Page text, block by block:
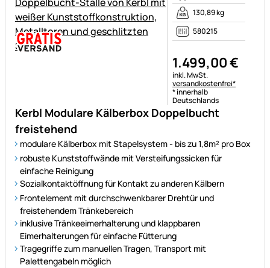
Kerbl Modulare Kälberbox Doppelbucht
freistehend
modulare Kälberbox mit Stapelsystem - bis zu 1,8m² pro Box
robuste Kunststoffwände mit Versteifungssicken für
einfache Reinigung
Sozialkontaktöffnung für Kontakt zu anderen Kälbern
Frontelement mit durchschwenkbarer Drehtür und
freistehendem Tränkebereich
inklusive Tränkeeimerhalterung und klappbaren
Eimerhalterungen für einfache Fütterung
Tragegriffe zum manuellen Tragen, Transport mit
Palettengabeln möglich
130,89 kg
580215
1.499,00€
Steuerhinweis:
inkl. MwSt.
versandkostenfrei*
* innerhalb
Deutschlands